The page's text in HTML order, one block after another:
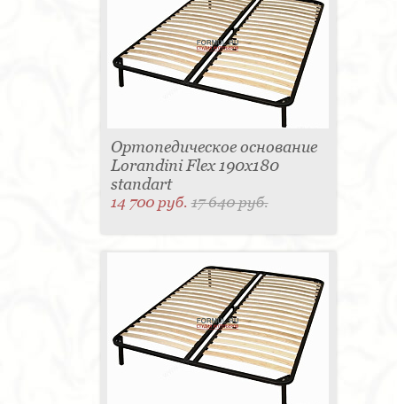
Ортопедическое основание
Lorandini Flex 190x180
standart
14 700 руб.17 640 руб.